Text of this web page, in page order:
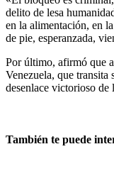
delito de lesa
en la alimentación, en
de pie, esperanzada,
Por último, afirmó que
Venezuela, que transita
desenlace victorioso de
También te puede